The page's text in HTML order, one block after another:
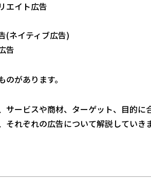
エイト広告
(ネイティブ広告)
告
のがあります。
サービスや商材、ターゲット、目的に
それぞれの広告について解説していきま